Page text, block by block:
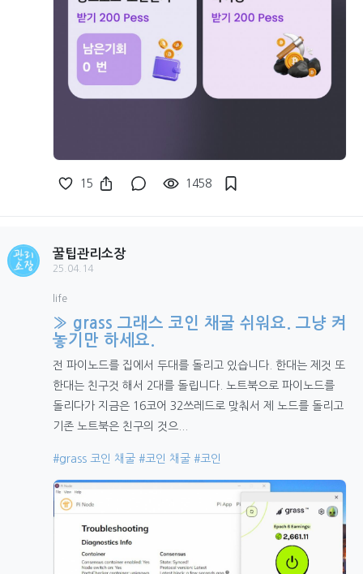
15 1458
꿀팁관리소장
25.04.14
life
» grass 그래스 코인 채굴 쉬워요. 그냥 켜
놓기만 하세요.
전 파이노드를 집에서 두대를 돌리고 있습니다. 한대는 제것 또
한대는 친구것 해서 2대를 돌립니다. 노트북으로 파이노드를
돌리다가 지금은 16코어 32쓰레드로 맞춰서 제 노드를 돌리고
기존 노트북은 친구의 것으...
#grass 코인 채굴 #코인 채굴 #코인